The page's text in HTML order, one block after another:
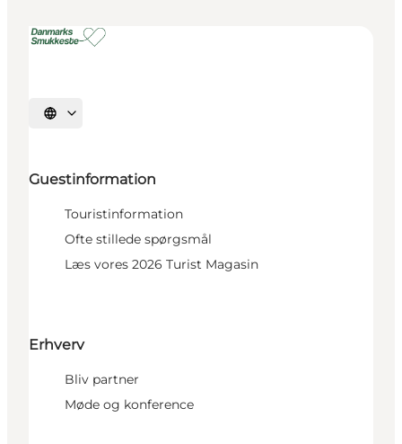
Select language
Guestinformation
Touristinformation
Ofte stillede spørgsmål
Læs vores 2026 Turist Magasin
Erhverv
Bliv partner
Møde og konference